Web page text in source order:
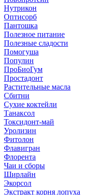
Нутрикон
Оптисорб
Пантошка
Полезное питание
Полезные сладости
Помогуша
Популин
ПроБиоГум
Простадонт
Растительные масла
Сбитни
Сухие коктейли
Танаксол
Токсидонт-май
Уролизин
Фитолон
Флавигран
Флорента
Чаи и сборы
Ширлайн
Экорсол
Экстракт корня лопуха